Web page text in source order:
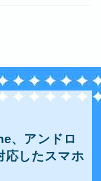
、アンドロ
応したスマホ